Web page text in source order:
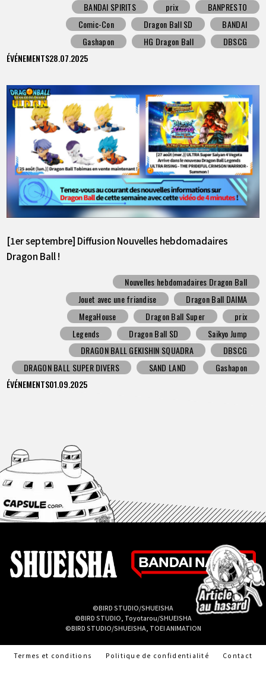
BANDAI SPIRITS
prix
BANPRESTO
Comic-Con
Dragon Ball SD
BANDAI
Gashapon
HG Dragon Ball
DBSCG
ÉVÉNEMENTS28.07.2025
[1er septembre] Diffusion Nouvelles hebdomadaires
Dragon Ball !
Nouvelles hebdomadaires Dragon Ball
Jouet avec une friandise
Dragon Ball DAIMA
MegaHouse
Dragon Ball Super
prix
Legends
Dragon Ball SD
Saikyo Jump
DRAGON BALL GEKISHIN SQUADRA
DBSCG
DRAGON BALL SUPER DIVERS
SAND LAND
Gashapon
ÉVÉNEMENTS01.09.2025
©BIRD STUDIO/SHUEISHA
©BIRD STUDIO, Toyotarou/SHUEISHA
©BIRD STUDIO/SHUEISHA, TOEI ANIMATION
Termes et conditions Politique de confidentialité Contact